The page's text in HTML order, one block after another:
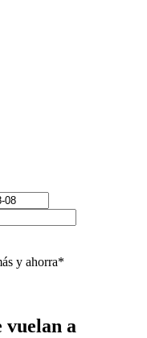
y ahorra*
vuelan a